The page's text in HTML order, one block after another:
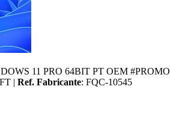
11 PRO 64BIT PT OEM #PROMO
| Ref. Fabricante: FQC-10545